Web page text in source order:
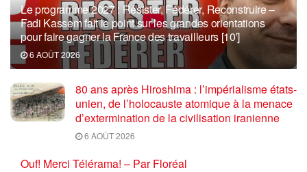
Le programme 2027 : Résister, Fédérer, Reconstruire –
Fadi Kassem fait le point sur les grandes orientations
pour faire gagner la France des travailleurs [10′]
6 AOÛT 2026
80 ans après Hiroshima : l’impérialisme états-
unien, de l’holocauste atomique à la menace
d’extermination de la civilisation iranienne
6 AOÛT 2026
Ouf! Merci Télérama! – Par Floréal